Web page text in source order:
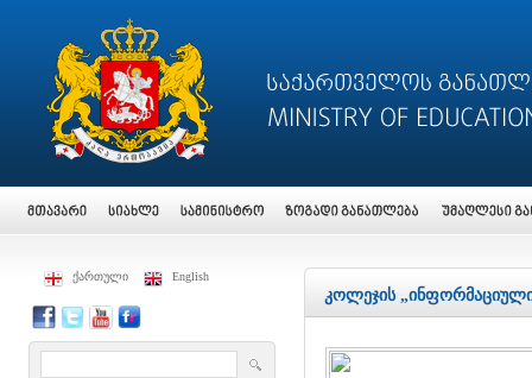
ქართული English
კოლეჯის „ინფორმაციული